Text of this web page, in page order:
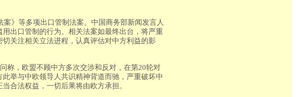
》等多项出口管制法案。中国商务部新闻发言人
出口管制的行为。相关法案如最终出台，将严重
关注相关立法进程，认真评估对中方利益的影
称，欧盟不顾中方多次交涉和反对，在第20轮对
举与中欧领导人共识精神背道而驰，严重破坏中
合法权益，一切后果将由欧方承担。